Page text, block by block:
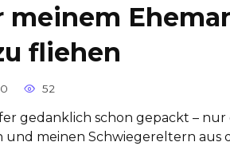
meinem
fliehen
0 52
gedanklich schon gepackt – nur
und meinen Schwiegereltern aus